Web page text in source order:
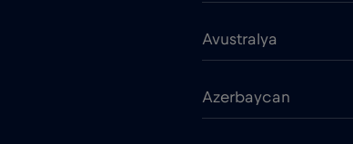
Avustralya
Azerbaycan